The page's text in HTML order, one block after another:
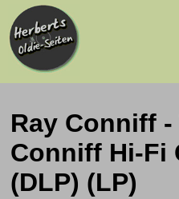
Ray Conniff -
Conniff Hi-Fi
(DLP) (LP)